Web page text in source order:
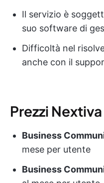
Il servizio è
suo software di
Difficoltà nel
anche con il
Prezzi Nextiva
Business
mese per utente
Business